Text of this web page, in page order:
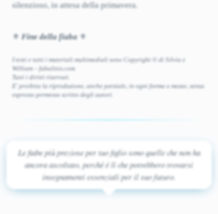
silenzioso, in attesa della primavera.
⚜️Fine della fiaba ⚜️
I testi e tutti i materiali multimediali sono Copyright © di Silvia e
William – fabulinis.com
Tutti i diritti riservati.
E' proibita la riproduzione, anche parziale, in ogni forma o mezzo, senza
espresso permesso scritto degli autori.
Le fiabe più preziose per tuo figlio sono quelle che non ha
ancora ascoltato, perché è lì che potrebbero trovarsi
insegnamenti essenziali per il suo futuro.